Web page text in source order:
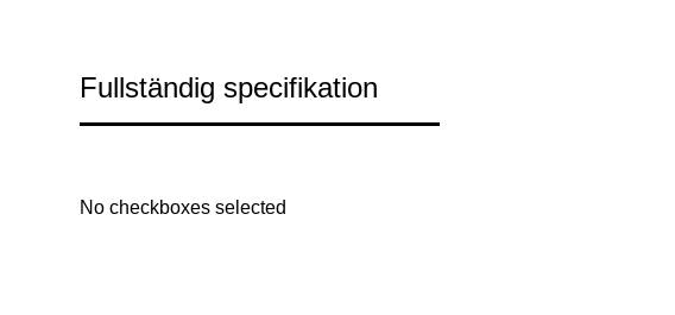
Fullständig specifikation
No checkboxes selected